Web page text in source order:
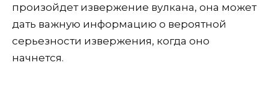
произойдет извержение вулкана, она может
дать важную информацию о вероятной
серьезности извержения, когда оно
начнется.